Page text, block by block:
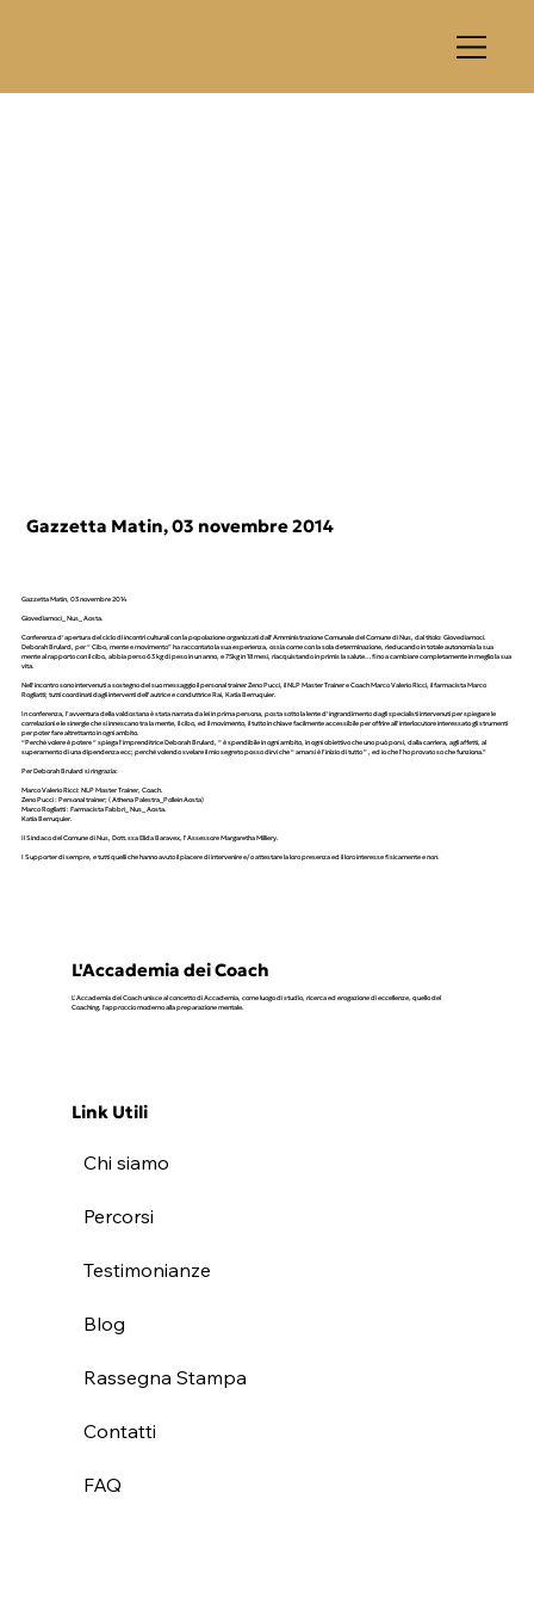
Gazzetta Matin, 03 novembre 2014
Gazzetta Matin, 03 novembre 2014
Giovediamoci_ Nus_ Aosta.
Conferenza d’apertura del ciclo di incontri culturali con la popolazione organizzati dall’Amministrazione Comunale del Comune di Nus, dal titolo: Giovediamoci.
Deborah Brulard, per “ Cibo, mente e movimento” ha raccontato la sua esperienza, ossia come con la sola determinazione, rieducando in totale autonomia la sua
mente al rapporto con il cibo, abbia perso 63 kg di peso in un anno, e 75kg in 18 mesi, riacquistando in primis la salute…fino a cambiare completamente in meglio la sua
vita.
Nell’incontro sono intervenuti a sostegno del suo messaggio il personal trainer Zeno Pucci, il NLP Master Trainer e Coach Marco Valerio Ricci, il farmacista Marco
Rogliatti; tutti coordinati dagli interventi dell’autrice e conduttrice Rai, Katia Berruquier.
In conferenza, l’avventura della valdostana è stata narrata da lei in prima persona, posta sotto la lente d’ingrandimento dagli specialisti intervenuti per spiegare le
correlazioni e le sinergie che si innescano tra la mente, il cibo, ed il movimento, il tutto in chiave facilmente accessibile per offrire all’interlocutore interessato gli strumenti
per poter fare altrettanto in ogni ambito.
“Perché volere è potere “ spiega l’imprenditrice Deborah Brulard, “ è spendibile in ogni ambito, in ogni obiettivo che uno può porsi, dalla carriera, agli affetti, al
superamento di una dipendenza ecc; perché volendo svelare il mio segreto posso dirvi che “ amarsi è l’inizio di tutto ” , ed io che l’ho provato so che funziona.”
Per Deborah Brulard si ringrazia:
Marco Valerio Ricci: NLP Master Trainer, Coach.
Zeno Pucci : Personal trainer; ( Athena Palestra_Pollein Aosta)
Marco Rogliatti : Farmacista Fabbri_ Nus_ Aosta.
Katia Berruquier.
Il Sindaco del Comune di Nus, Dott.ssa Elida Baravex, l’Assessore Margaretha Milliery.
I Supporter di sempre, e tutti quelli che hanno avuto il piacere di intervenire e/o attestare la loro presenza ed il loro interesse fisicamente e non.
L'Accademia dei Coach
L' Accademia dei Coach unisce al concetto di Accademia, come luogo di studio, ricerca ed erogazione di eccellenze, quello del
Coaching, l'approccio moderno alla preparazione mentale.
Link Utili
Chi siamo
Percorsi
Testimonianze
Blog
Rassegna Stampa
Contatti
FAQ